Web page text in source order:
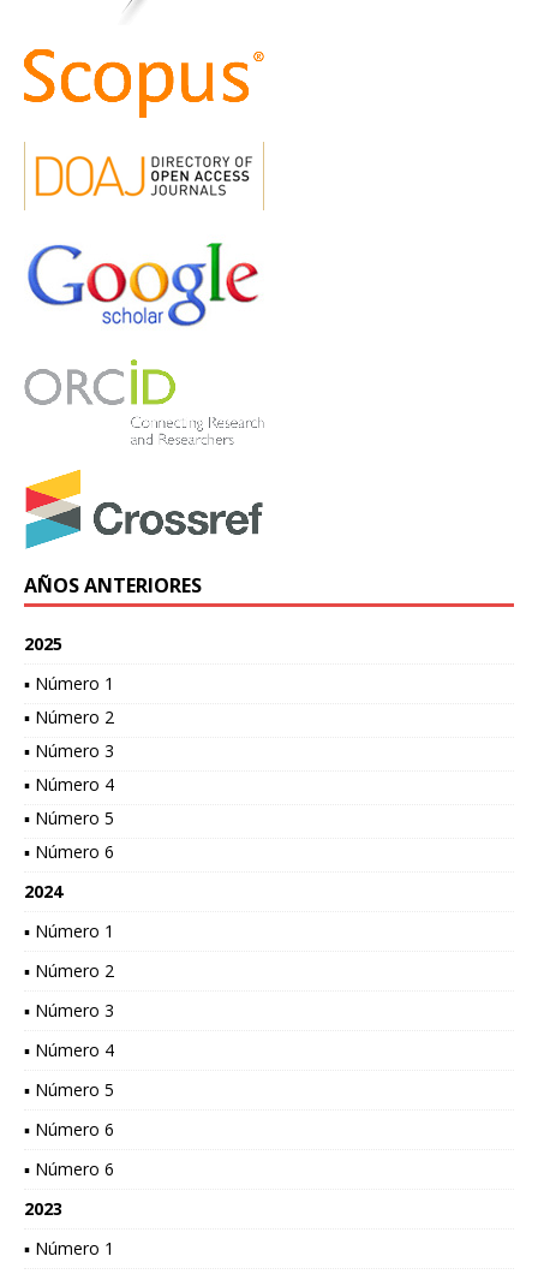
AÑOS ANTERIORES
2025
▪ Número 1
▪ Número 2
▪ Número 3
▪ Número 4
▪ Número 5
▪ Número 6
2024
▪ Número 1
▪ Número 2
▪ Número 3
▪ Número 4
▪ Número 5
▪ Número 6
▪ Número 6
2023
▪ Número 1